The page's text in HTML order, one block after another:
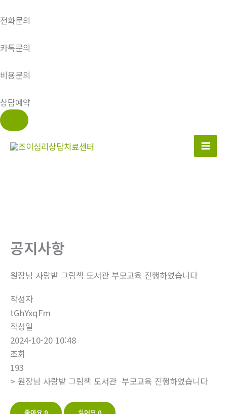
전화문의
카톡문의
비용문의
상담예약
공지사항
원장님 사랑밭 그림책 도서관 부모교육 진행하였습니다
작성자
tGhYxqFm
작성일
2024-10-20 10:48
조회
193
> 원장님 사랑밭 그림책 도서관 부모교육 진행하였습니다